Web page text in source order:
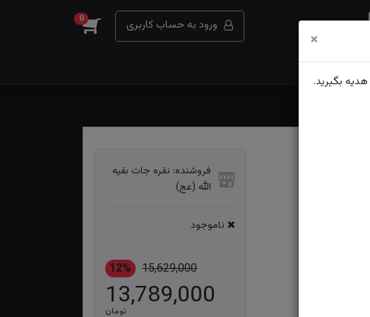
ورود به حساب کاربری 0
فروشنده: نقره جات بقیه
الله (عج)
ناموجود
15,629,000
12%
13,789,000
تومان
×
هدیه بگیرید.